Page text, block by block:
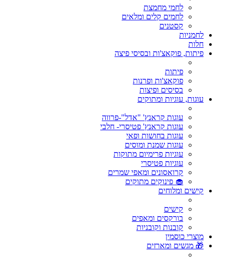
לחמי מחמצת
לחמים קלים ומלאים
קסטנים
לחמניות
חלות
פיתות, פוקאצ'ות ובסיסי פיצה
פיתות
פוקאצ'ות ופרנות
בסיסים ופיצות
עוגות, עוגיות ומתוקים
עוגות קראנץ' "אדל"-פרווה
עוגות קראנץ' פטיסרי- חלבי
עוגות בחושות ופאי
עוגות שמנת ומוסים
עוגיות פרימיום מתוקות
עוגיות פטיסרי
קרואסונים ומאפי שמרים
🧁 פינוקים מתוקים
קישים ומלוחים
קישים
בורקסים ומאפים
קובנות וקובניות
מוצרי כוסמין
🎁 מגשים ומארזים